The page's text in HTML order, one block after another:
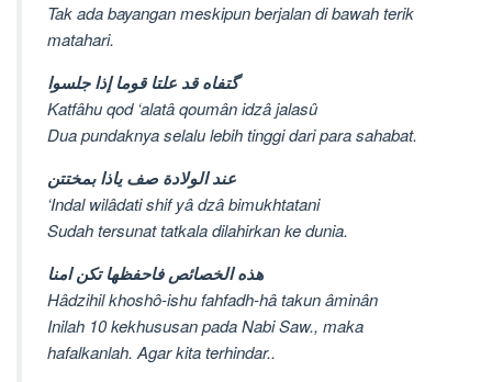
Tak ada bayangan meskipun berjalan di bawah terik
matahari.
گتفاه قد علتا قوما إذا جلسوا
Katfâhu qod ‘alatâ qoumân idzâ jalasû
Dua pundaknya selalu lebih tinggi dari para sahabat.
عند الولادة صف ياذا بمختتن
‘Indal wilâdati shif yâ dzâ bimukhtatani
Sudah tersunat tatkala dilahirkan ke dunia.
هذه الخصائص فاحفظها تکن امنا
Hâdzihil khoshô-ishu fahfadh-hâ takun âminân
Inilah 10 kekhususan pada Nabi Saw., maka
hafalkanlah. Agar kita terhindar..